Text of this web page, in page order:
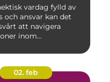
vardag fylld av
och ansvar kan det
att navigera
inom...
02. feb